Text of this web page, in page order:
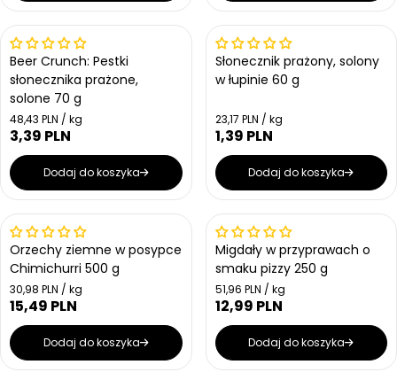
Beer Crunch: Pestki
słonecznika prażone,
solone 70 g
Cena jednostkowa
48,43 PLN / kg
Cena regularna
3,39 PLN
Dodaj do koszyka
Słonecznik prażony, solony
w łupinie 60 g
Cena jednostkowa
23,17 PLN / kg
Cena regularna
1,39 PLN
Dodaj do koszyka
Orzechy ziemne w posypce
Chimichurri 500 g
Cena jednostkowa
30,98 PLN / kg
Cena regularna
15,49 PLN
Dodaj do koszyka
Migdały w przyprawach o
smaku pizzy 250 g
Cena jednostkowa
51,96 PLN / kg
Cena regularna
12,99 PLN
Dodaj do koszyka